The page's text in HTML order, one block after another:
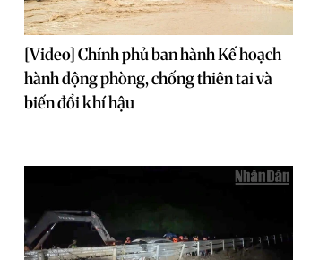
[Video] Chính phủ ban hành Kế hoạch
hành động phòng, chống thiên tai và
biến đổi khí hậu